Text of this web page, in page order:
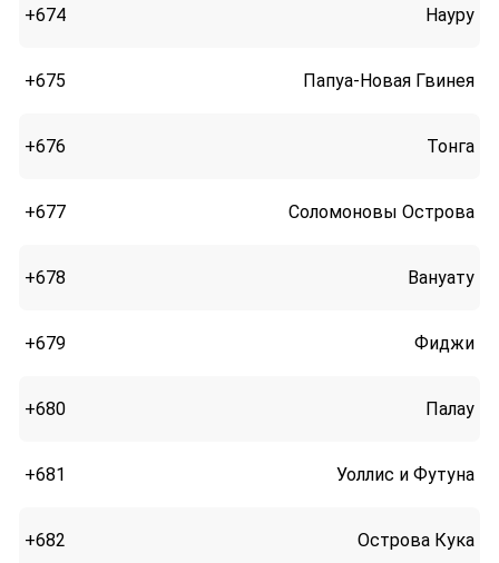
+674 Науру
+675 Папуа-Новая Гвинея
+676 Тонга
+677 Соломоновы Острова
+678 Вануату
+679 Фиджи
+680 Палау
+681 Уоллис и Футуна
+682 Острова Кука